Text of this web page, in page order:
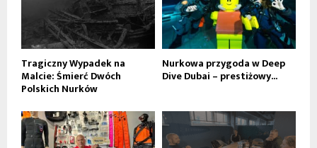
Tragiczny Wypadek na
Malcie: Śmierć Dwóch
Polskich Nurków
Nurkowa przygoda w Deep
Dive Dubai – prestiżowy...